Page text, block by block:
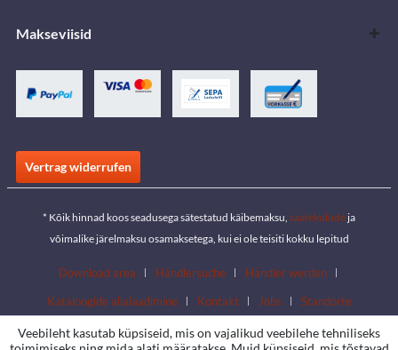
Makseviisid
Vertrag widerrufen
* Kõik hinnad koos seadusega sätestatud käibemaksu, saatekulude ja
võimalike järelmaksu osamaksetega, kui ei ole teisiti kokku lepitud
Download area Händlersuche
Händler werden
Kataloogide allalaadimine
Kontakt Jobs Standorte
Veebileht kasutab küpsiseid, mis on vajalikud veebilehe tehniliseks